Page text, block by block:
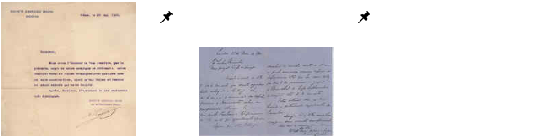
Teixeira Gomes
Tipo Documental:Correspondencia